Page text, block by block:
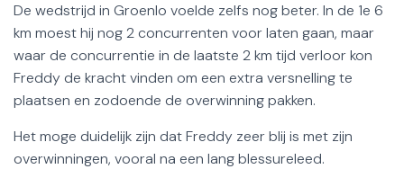
De wedstrijd in Groenlo voelde zelfs nog beter. In de 1e 6
km moest hij nog 2 concurrenten voor laten gaan, maar
waar de concurrentie in de laatste 2 km tijd verloor kon
Freddy de kracht vinden om een extra versnelling te
plaatsen en zodoende de overwinning pakken.
Het moge duidelijk zijn dat Freddy zeer blij is met zijn
overwinningen, vooral na een lang blessureleed.